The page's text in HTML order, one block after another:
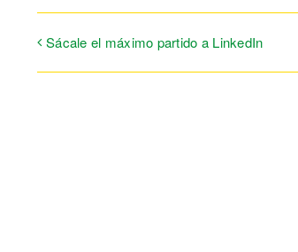
Sácale el máximo partido a LinkedIn